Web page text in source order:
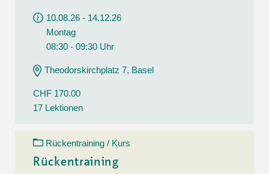
10.08.26 - 14.12.26
Montag
08:30 - 09:30 Uhr
Theodorskirchplatz 7, Basel
CHF 170.00
17 Lektionen
Rückentraining / Kurs
Rückentraining